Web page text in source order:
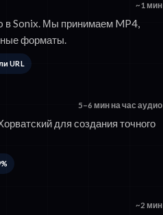
~1 мин
в Sonix. Мы принимаем MP4,
форматы.
URL
5–6 мин на час аудио
для создания точного
~2 мин